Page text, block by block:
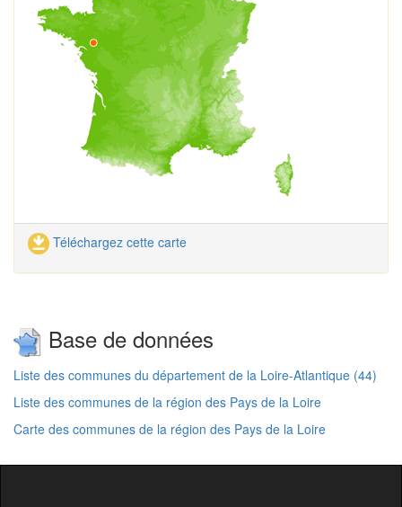
Téléchargez cette carte
Base de données
Liste des communes du département de la Loire-Atlantique (44)
Liste des communes de la région des Pays de la Loire
Carte des communes de la région des Pays de la Loire